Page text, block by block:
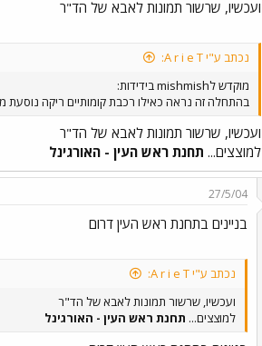
ועכשיו, שרשור תמונות לאבא של הד"ר
נכתב ע"י A r i e T:
מוקדש לmishmish בידידות:
בהתחלה זה נראה כאילו רכבת קומותיים ריקה
ועכשיו, שרשור תמונות לאבא של הד"ר
למוצצים... תחנת ראש העין - האורגינל
27/5/04
בניינים בתחנת ראש העין דרום
נכתב ע"י A r i e T:
ועכשיו, שרשור תמונות לאבא של הד"ר
למוצצים... תחנת ראש העין - האורגינל